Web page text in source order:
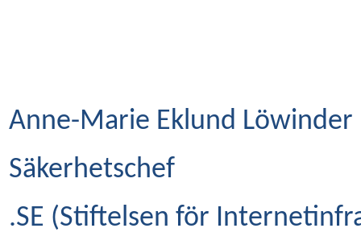
Anne-Marie Eklund Löwinder
Säkerhetschef
.SE (Stiftelsen för